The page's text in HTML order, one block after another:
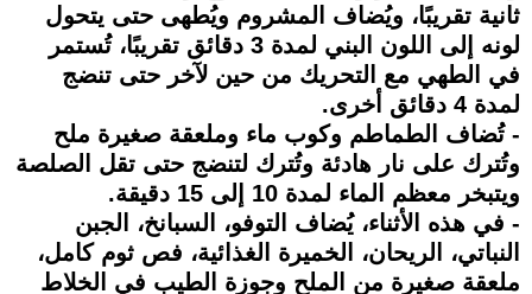
ثانية تقريبًا، ويُضاف المشروم ويُطهى حتى يتحول
لونه إلى اللون البني لمدة 3 دقائق تقريبًا، تُستمر
في الطهي مع التحريك من حين لآخر حتى تنضج
لمدة 4 دقائق أخرى.
- تُضاف الطماطم وكوب ماء وملعقة صغيرة ملح
وتُترك على نار هادئة وتُترك لتنضج حتى تقل الصلصة
ويتبخر معظم الماء لمدة 10 إلى 15 دقيقة.
- في هذه الأثناء، يُضاف التوفو، السبانخ، الجبن
النباتي، الريحان، الخميرة الغذائية، فص ثوم كامل،
ملعقة صغيرة من الملح وجوزة الطيب في الخلاط